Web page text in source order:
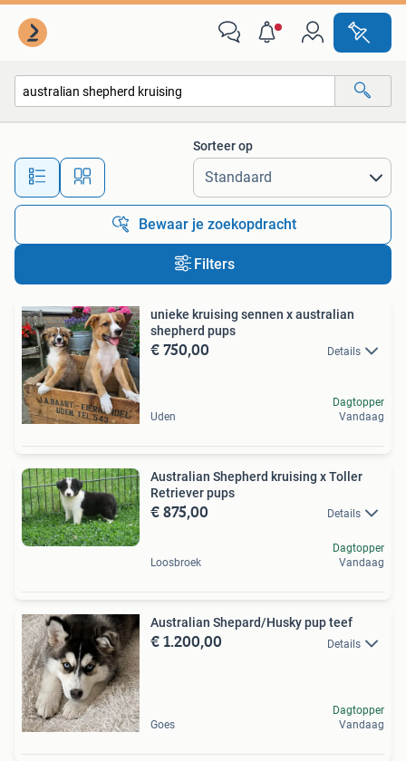
Alle afstanden…
Sorteer op
Bewaar je zoekopdracht
Filters
unieke kruising sennen x australian
shepherd pups
€ 750,00 Details
Uden
Dagtopper
Vandaag
Australian Shepherd kruising x Toller
Retriever pups
€ 875,00 Details
Loosbroek
Dagtopper
Vandaag
Australian Shepard/Husky pup teef
€ 1.200,00 Details
Goes
Dagtopper
Vandaag